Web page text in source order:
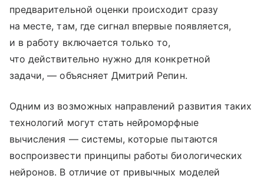
предварительной оценки происходит сразу
на месте, там, где сигнал впервые появляется,
и в работу включается только то,
что действительно нужно для конкретной
задачи, — объясняет Дмитрий Репин.
Одним из возможных направлений развития таких
технологий могут стать нейроморфные
вычисления — системы, которые пытаются
воспроизвести принципы работы биологических
нейронов. В отличие от привычных моделей